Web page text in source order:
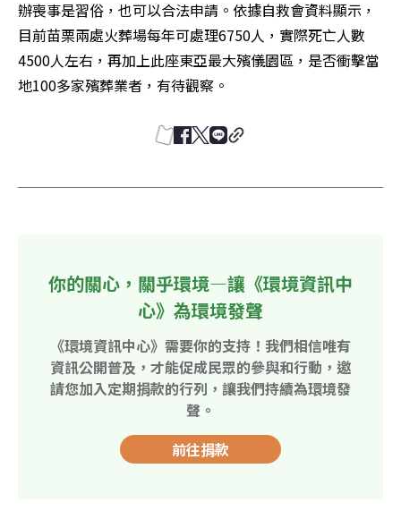
辦喪事是習俗，也可以合法申請。依據自救會資料顯示，
目前苗栗兩處火葬場每年可處理6750人，實際死亡人數
4500人左右，再加上此座東亞最大殯儀園區，是否衝擊當
地100多家殯葬業者，有待觀察。
你的關心，關乎環境—讓《環境資訊中
心》為環境發聲
《環境資訊中心》需要你的支持！我們相信唯有
資訊公開普及，才能促成民眾的參與和行動，邀
請您加入定期捐款的行列，讓我們持續為環境發
聲。
前往捐款